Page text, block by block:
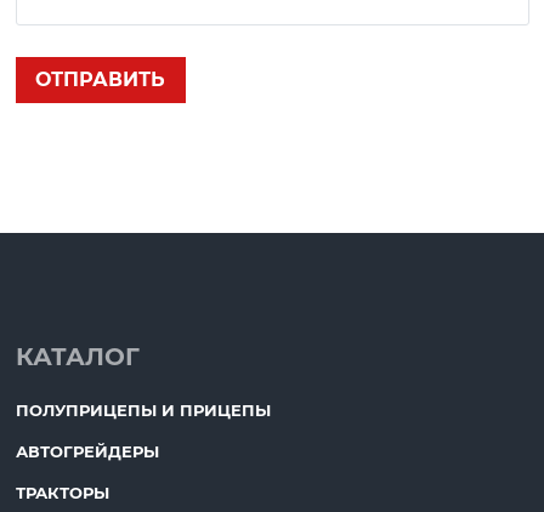
КАТАЛОГ
ПОЛУПРИЦЕПЫ И ПРИЦЕПЫ
АВТОГРЕЙДЕРЫ
ТРАКТОРЫ